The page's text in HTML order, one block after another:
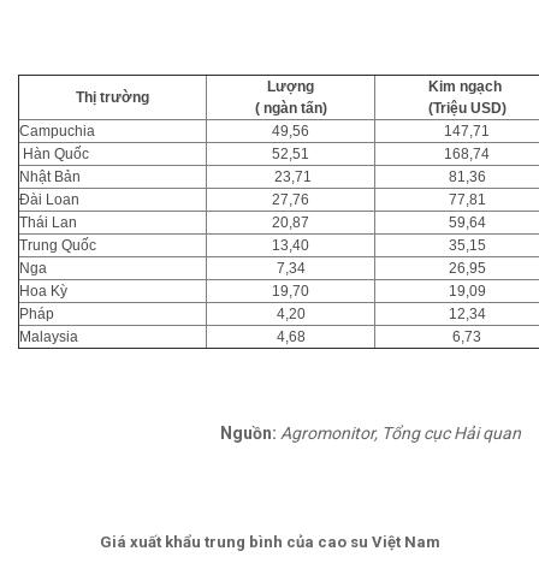
Thị trường
Lượng
( ngàn tấn)
Kim ngạch
(Triệu USD)
Campuchia
49,56
147,71
Hàn Quốc
52,51
168,74
Nhật Bản
23,71
81,36
Đài Loan
27,76
77,81
Thái Lan
20,87
59,64
Trung Quốc
13,40
35,15
Nga
7,34
26,95
Hoa Kỳ
19,70
19,09
Pháp
4,20
12,34
Malaysia
4,68 6,73
Nguồn: Agromonitor, Tổng cục Hải quan
Giá xuất khẩu trung bình của cao su Việt Nam